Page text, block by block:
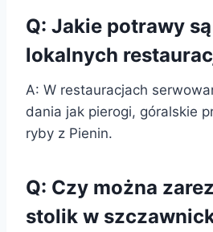
Q: Jakie potrawy
lokalnych
A: W restauracjach
dania jak pierogi, góralskie
ryby z Pienin.
Q: Czy można
stolik w